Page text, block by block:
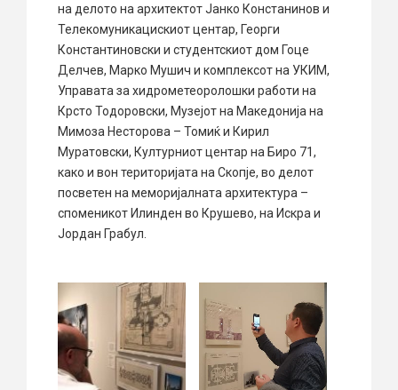
на делото на архитектот Јанко Констанинов и
Телекомуникацискиот центар, Георги
Константиновски и студентскиот дом Гоце
Делчев, Марко Мушич и комплексот на УКИМ,
Управата за хидрометеоролошки работи на
Крсто Тодоровски, Музејот на Македонија на
Мимоза Несторова – Томиќ и Кирил
Муратовски, Културниот центар на Биро 71,
како и вон територијата на Скопје, во делот
посветен на меморијалната архитектура –
споменикот Илинден во Крушево, на Искра и
Јордан Грабул.